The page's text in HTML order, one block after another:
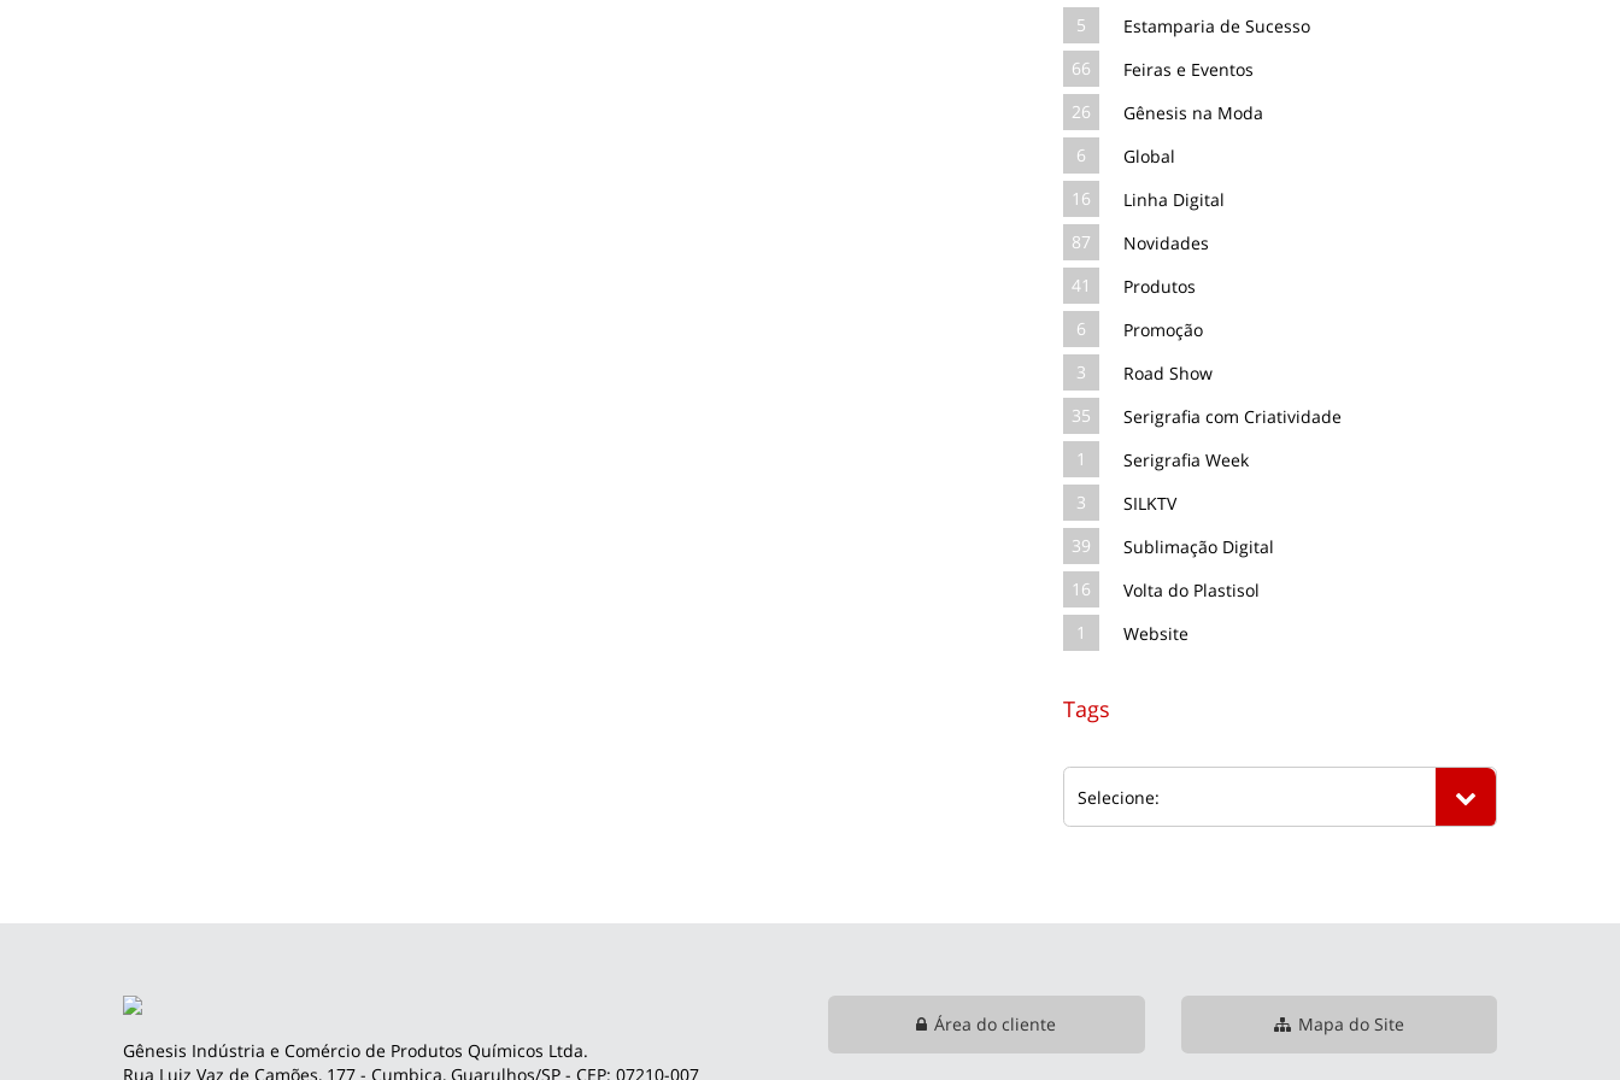
5
Estamparia de Sucesso
66
Feiras e Eventos
26
Gênesis na Moda
6
Global
16
Linha Digital
87
Novidades
41
Produtos
6
Promoção
3
Road Show
35
Serigrafia com Criatividade
1
Serigrafia Week
3
SILKTV
39
Sublimação Digital
16
Volta do Plastisol
1
Website
Tags
Gênesis Indústria e Comércio de Produtos Químicos Ltda.
Rua Luiz Vaz de Camões, 177 - Cumbica, Guarulhos/SP - CEP: 07210-007
Área do cliente Mapa do Site